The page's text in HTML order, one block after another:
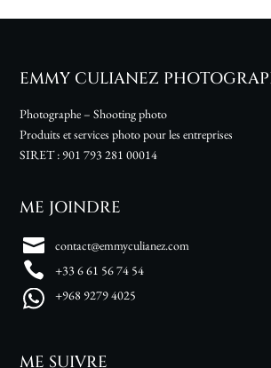
EMMY CULIANEZ
Photographe – Shooting photo
Produits et services photo pour les entreprises
SIRET : 901 793 281 00014
ME JOINDRE
contact@emmyculianez.com
+33 6 61 56 74 54
+968 9279 4025
ME SUIVRE